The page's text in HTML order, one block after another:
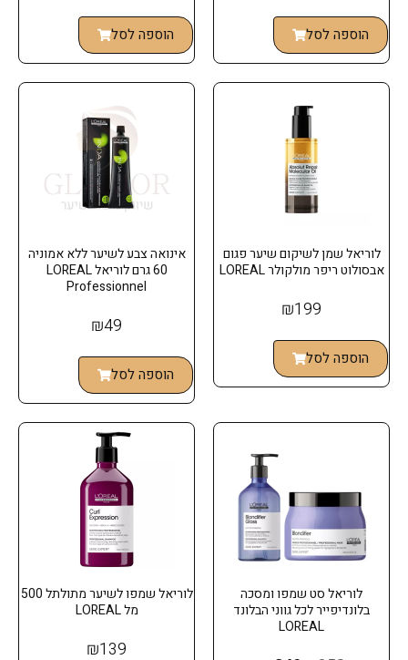
הוספה לסל הוספה לסל
לוריאל שמן לשיקום שיער פגום
אבסולוט ריפר מולקולר LOREAL
₪199
הוספה לסל
אינואה צבע לשיער ללא אמוניה
60 גרם לוריאל LOREAL
Professionnel
₪49
הוספה לסל
לוריאל סט שמפו ומסכה
בלונדיפייר לכל גווני הבלונד
LOREAL
לוריאל שמפו לשיער מתולתל 500
מל LOREAL
₪139